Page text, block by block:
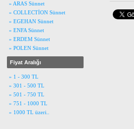
» ARAS Sünnet
» COLLECTİON Sünnet
» EGEHAN Sünnet
» ENFA Sünnet
» ERDEM Sünnet
» POLEN Sünnet
Fiyat Aralığı
» 1 - 300 TL
» 301 - 500 TL
» 501 - 750 TL
» 751 - 1000 TL
» 1000 TL üzeri..